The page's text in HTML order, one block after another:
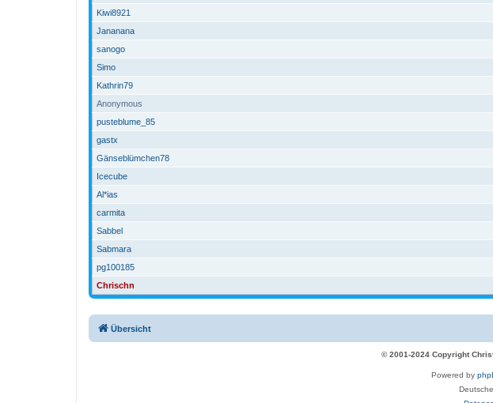
Kiwi8921
Jananana
sanogo
Simo
Kathrin79
Anonymous
pusteblume_85
gastx
Gänseblümchen78
Icecube
Al*ias
carmita
Sabbel
Sabmara
pg100185
Chrischn
Übersicht
© 2001-2024 Copyright
Powered by